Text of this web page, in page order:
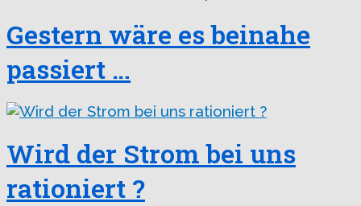
Gestern wäre es beinahe
passiert …
Wird der Strom bei uns
rationiert ?